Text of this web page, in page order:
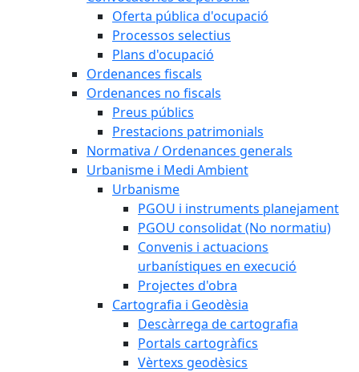
Oferta pública d'ocupació
Processos selectius
Plans d'ocupació
Ordenances fiscals
Ordenances no fiscals
Preus públics
Prestacions patrimonials
Normativa / Ordenances generals
Urbanisme i Medi Ambient
Urbanisme
PGOU i instruments planejament
PGOU consolidat (No normatiu)
Convenis i actuacions
urbanístiques en execució
Projectes d'obra
Cartografia i Geodèsia
Descàrrega de cartografia
Portals cartogràfics
Vèrtexs geodèsics